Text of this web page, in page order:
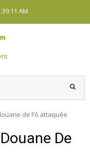
AM
de Fô attaquée
De